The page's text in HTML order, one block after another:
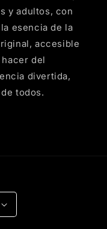
y adultos, con
esencia de la
accesible
del
divertida,
todos.